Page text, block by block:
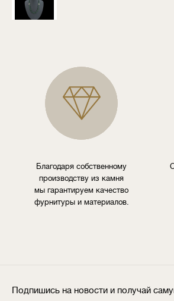
Благодаря собственному
производству из камня
мы гарантируем качество
фурнитуры и материалов.
Подпишись на новости и получай